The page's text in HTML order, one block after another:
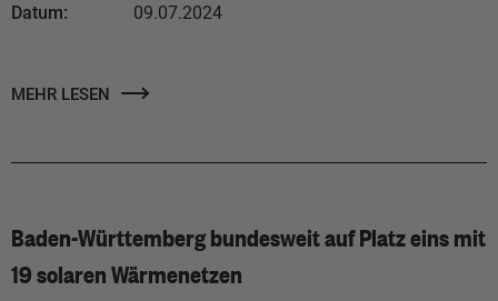
Datum: 09.07.2024
MEHR LESEN
Baden-Württemberg bundesweit auf Platz eins mit
19 solaren Wärmenetzen